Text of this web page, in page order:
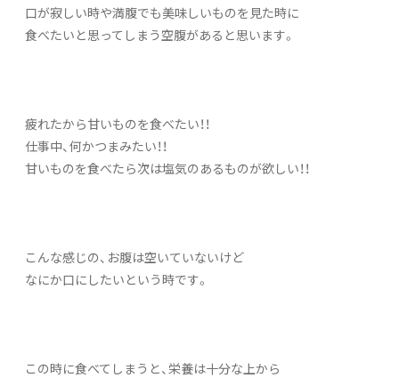
口が寂しい時や満腹でも美味しいものを見た時に
食べたいと思ってしまう空腹があると思います。
疲れたから甘いものを食べたい！！
仕事中、何かつまみたい！！
甘いものを食べたら次は塩気のあるものが欲しい！！
こんな感じの、お腹は空いていないけど
なにか口にしたいという時です。
この時に食べてしまうと、栄養は十分な上から